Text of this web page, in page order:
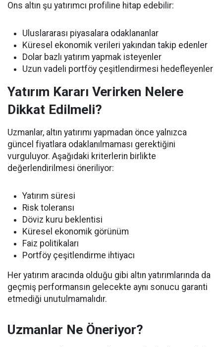
Ons altın şu yatırımcı profiline hitap edebilir:
Uluslararası piyasalara odaklananlar
Küresel ekonomik verileri yakından takip edenler
Dolar bazlı yatırım yapmak isteyenler
Uzun vadeli portföy çeşitlendirmesi hedefleyenler
Yatırım Kararı Verirken Nelere
Dikkat Edilmeli?
Uzmanlar, altın yatırımı yapmadan önce yalnızca
güncel fiyatlara odaklanılmaması gerektiğini
vurguluyor. Aşağıdaki kriterlerin birlikte
değerlendirilmesi öneriliyor:
Yatırım süresi
Risk toleransı
Döviz kuru beklentisi
Küresel ekonomik görünüm
Faiz politikaları
Portföy çeşitlendirme ihtiyacı
Her yatırım aracında olduğu gibi altın yatırımlarında da
geçmiş performansın gelecekte aynı sonucu garanti
etmediği unutulmamalıdır.
Uzmanlar Ne Öneriyor?